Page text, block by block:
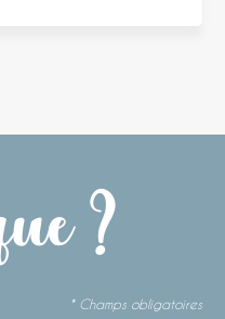
?
* Champs obligatoires